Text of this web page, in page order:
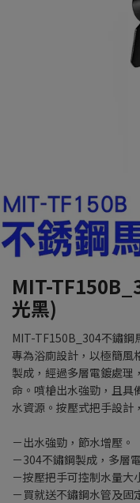
MIT-
光黑)
MIT-TF150B_304不鏽鋼
專為浴廁設計，以極簡風
製成，經過多層電鍍處理
命。噴槍出水強勁，且具
水資源。按壓式把手設計
－出水強勁，節水增壓。
－304不鏽鋼製成，多層
－按壓把手可控制水量大
－買就送不鏽鋼水管及固